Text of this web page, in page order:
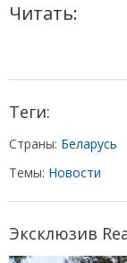
Читать:
Теги:
Страны: Беларусь
Темы: Новости
Эксклюзив